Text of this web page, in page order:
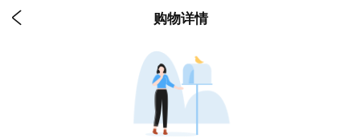
 购物详情